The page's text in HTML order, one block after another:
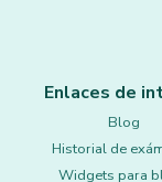
Enlaces de
Blog
Historial de
Widgets para